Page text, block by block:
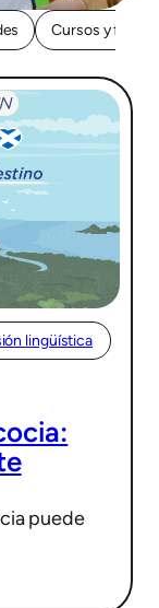
Cursos y
lingüística
puede